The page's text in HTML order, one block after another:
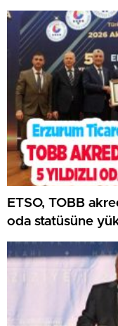
ETSO, TOBB
oda statüsüne